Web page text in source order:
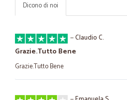
Dicono di noi
—Claudio C.
Grazie.Tutto Bene
Grazie.Tutto Bene